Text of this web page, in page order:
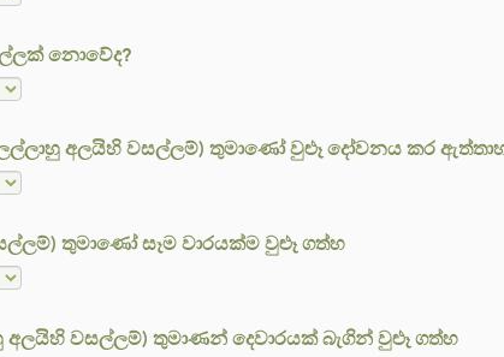
නොවේද?
අලයිහි වසල්ලම්) තුමාණෝ වුළූ දෝවනය කර
තුමාණෝ සෑම වාරයක්ම වුළූ ගත්හ
අලයිහි වසල්ලම්) තුමාණන් දෙවාරයක් බැගින් වුළූ ගත්හ